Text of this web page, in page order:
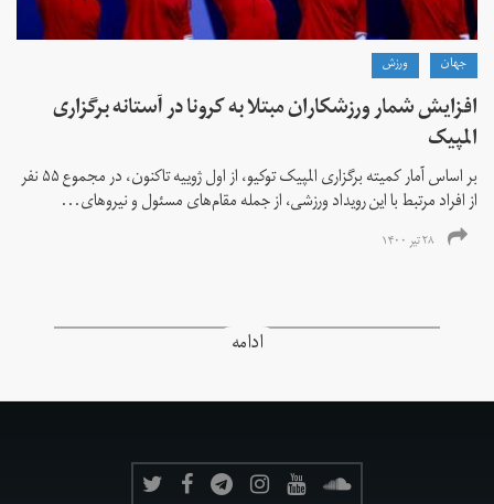
جهان ورزش
افزایش شمار ورزشکاران مبتلا به کرونا در آستانه برگزاری
المپیک
بر اساس آمار کمیته برگزاری المپیک توکیو، از اول ژوییه تاکنون، در مجموع ۵۵ نفر
از افراد مرتبط با این رویداد ورزشی، از جمله مقام‌های مسئول و نیروهای...
۲۸ تیر ۱۴۰۰
ادامه